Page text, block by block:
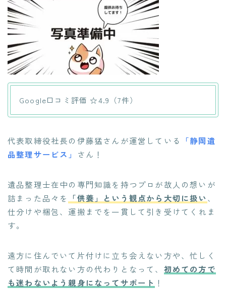
Google口コミ評価 ☆4.9（7件）
代表取締役社長の伊藤猛さんが運営している
「静岡遺
品整理サービス」
さん！
遺品整理士在中の専門知識を持つプロが故人の想いが
詰まった品々を
「供養」という観点から大切に扱い、
仕分けや梱包、運搬までを一貫して引き受けてくれま
す。
遠方に住んでいて片付けに立ち会えない方や、忙しく
て時間が取れない方の代わりとなって、 初めての方で
も迷わないよう親身になってサポート ！